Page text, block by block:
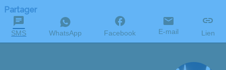
Partager
SMS WhatsApp Facebook E-mail Lien